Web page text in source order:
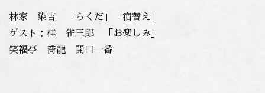
林家 染吉 「らくだ」「宿替え」
ゲスト：桂 雀三郎 「お楽しみ」
笑福亭 喬龍 開口一番